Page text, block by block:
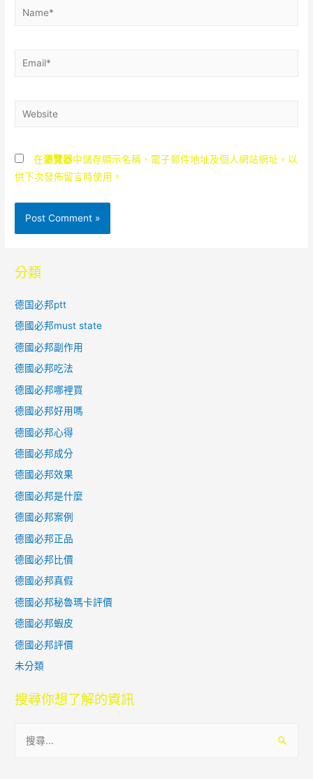
Name*
Email*
Website
在瀏覽器中儲存顯示名稱、電子郵件地址及個人網站網址，以
供下次發佈留言時使用。
分類
德国必邦ptt
德國必邦must state
德國必邦副作用
德國必邦吃法
德國必邦哪裡買
德國必邦好用嗎
德國必邦心得
德國必邦成分
德國必邦效果
德國必邦是什麼
德國必邦案例
德國必邦正品
德國必邦比價
德國必邦真假
德國必邦秘魯瑪卡評價
德國必邦蝦皮
德國必邦評價
未分類
搜尋你想了解的資訊